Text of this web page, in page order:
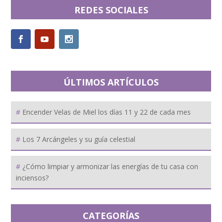
REDES SOCIALES
ÚLTIMOS ARTÍCULOS
Encender Velas de Miel los días 11 y 22 de cada mes
Los 7 Arcángeles y su guía celestial
¿Cómo limpiar y armonizar las energías de tu casa con
inciensos?
CATEGORÍAS